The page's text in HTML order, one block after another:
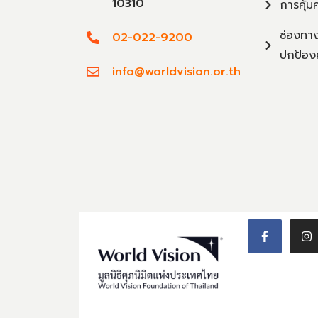
02-022-9200
info@worldvision.or.th
การคุ้
ช่องทา
ปกป้อ